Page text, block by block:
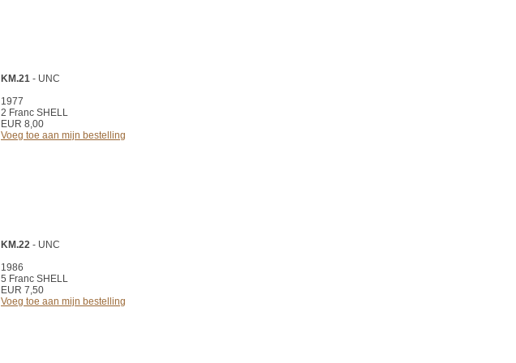
KM.21 - UNC
1977
2 Franc SHELL
EUR 8,00
Voeg toe aan mijn bestelling
KM.22 - UNC
1986
5 Franc SHELL
EUR 7,50
Voeg toe aan mijn bestelling